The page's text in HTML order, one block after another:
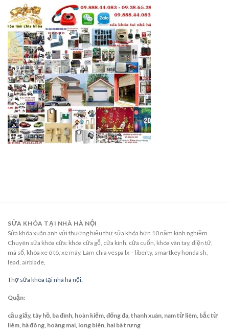
SỬA KHÓA TẠI NHÀ HÀ NỘI
Sửa khóa xuân anh với thương hiệu thợ sửa khóa hơn 10 năm kinh nghiệm.
Chuyên sửa khóa cửa: khóa cửa gỗ, cửa kính, cửa cuốn, khóa vân tay, điện tử,
mã số, khóa xe ô tô, xe máy. Làm chìa vespa lx – liberty, smartkey honda sh,
lead, airblade,
Thợ sửa khóa tại nhà hà nội:
Quận:
cầu giấy, tây hồ, ba đình, hoàn kiếm, đống đa, thanh xuân, nam từ liêm, bắc từ
liêm, hà đông, hoàng mai, long biên, hai bà trưng